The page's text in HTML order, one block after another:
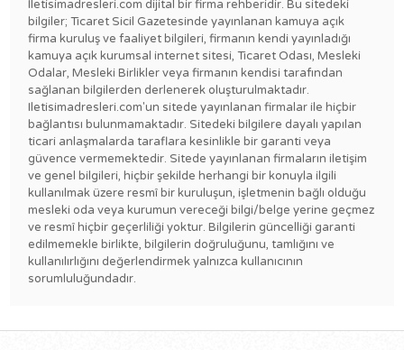
Iletisimadresleri.com dijital bir firma rehberidir. Bu sitedeki
bilgiler; Ticaret Sicil Gazetesinde yayınlanan kamuya açık
firma kuruluş ve faaliyet bilgileri, firmanın kendi yayınladığı
kamuya açık kurumsal internet sitesi, Ticaret Odası, Mesleki
Odalar, Mesleki Birlikler veya firmanın kendisi tarafından
sağlanan bilgilerden derlenerek oluşturulmaktadır.
Iletisimadresleri.com'un sitede yayınlanan firmalar ile hiçbir
bağlantısı bulunmamaktadır. Sitedeki bilgilere dayalı yapılan
ticari anlaşmalarda taraflara kesinlikle bir garanti veya
güvence vermemektedir. Sitede yayınlanan firmaların iletişim
ve genel bilgileri, hiçbir şekilde herhangi bir konuyla ilgili
kullanılmak üzere resmî bir kuruluşun, işletmenin bağlı olduğu
mesleki oda veya kurumun vereceği bilgi/belge yerine geçmez
ve resmî hiçbir geçerliliği yoktur. Bilgilerin güncelliği garanti
edilmemekle birlikte, bilgilerin doğruluğunu, tamlığını ve
kullanılırlığını değerlendirmek yalnızca kullanıcının
sorumluluğundadır.